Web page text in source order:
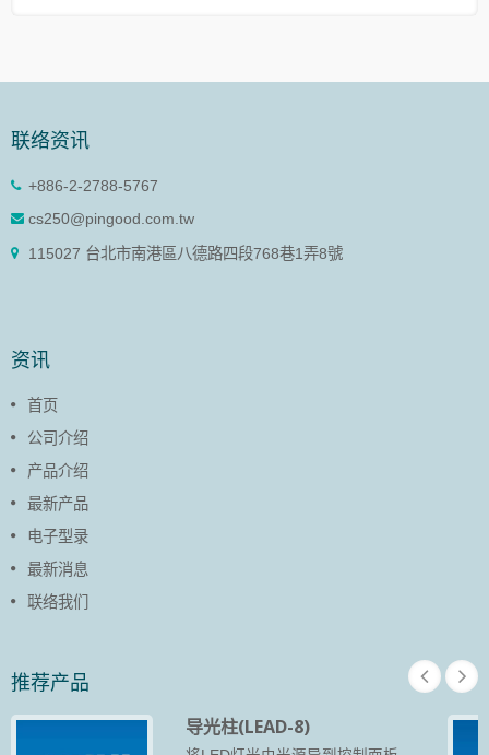
联络资讯
+886-2-2788-5767
cs250@pingood.com.tw
115027 台北市南港區八德路四段768巷1弄8號
资讯
首页
公司介绍
产品介绍
最新产品
电子型录
最新消息
联络我们
推荐产品
导光柱(LEAD-8)